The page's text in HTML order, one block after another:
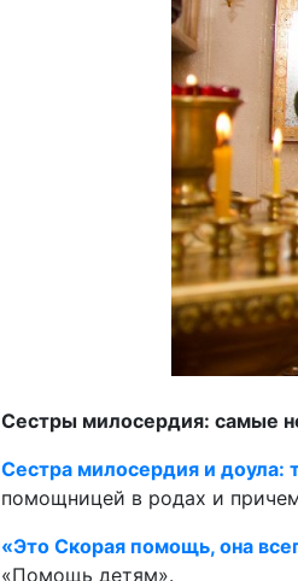
Сестры милосердия: самые
Сестра милосердия и доула:
помощницей в родах и
«Это Скорая помощь, она
«Помощь детям».